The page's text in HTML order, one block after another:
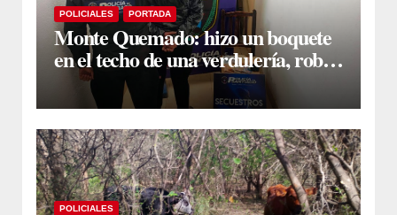
POLICIALES PORTADA
Monte Quemado: hizo un boquete
en el techo de una verdulería, robó
$800.000 y cayó tras ser filmado
POLICIALES